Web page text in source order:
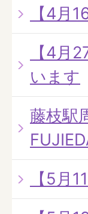
【4月
【4月
います
藤枝駅
【5月